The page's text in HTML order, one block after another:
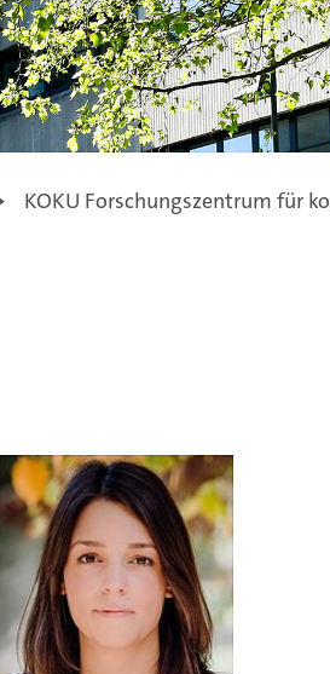
KOKU Forschungszentrum für